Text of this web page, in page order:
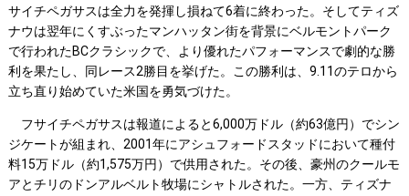
サイチペガサスは全力を発揮し損ねて6着に終わった。そしてティズ
ナウは翌年にくすぶったマンハッタン街を背景にベルモントパーク
で行われたBCクラシックで、より優れたパフォーマンスで劇的な勝
利を果たし、同レース2勝目を挙げた。この勝利は、9.11のテロから
立ち直り始めていた米国を勇気づけた。
フサイチペガサスは報道によると6,000万ドル（約63億円）でシン
ジケートが組まれ、2001年にアシュフォードスタッドにおいて種付
料15万ドル（約1,575万円）で供用された。その後、豪州のクールモ
アとチリのドンアルベルト牧場にシャトルされた。一方、ティズナ